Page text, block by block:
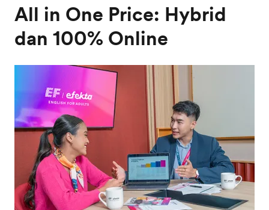
All in One Price: Hybrid
dan 100% Online